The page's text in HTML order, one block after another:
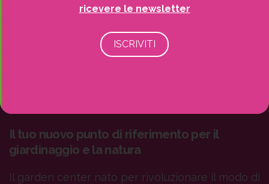
Il tuo nuovo punto di riferimento per il
giardinaggio e la natura
Il garden center nato per rivoluzionare il modo di
ricevere le newsletter